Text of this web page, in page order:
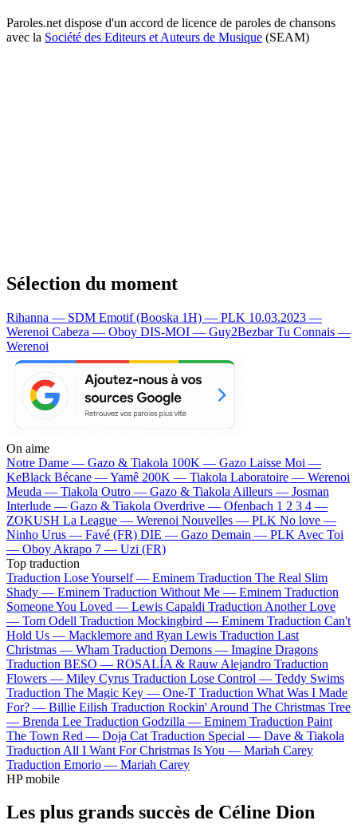
Paroles.net dispose d'un accord de licence de paroles de chansons
avec la Société des Editeurs et Auteurs de Musique (SEAM)
Sélection du moment
Rihanna — SDM Emotif (Booska 1H) — PLK 10.03.2023 —
Werenoi Cabeza — Oboy DIS-MOI — Guy2BezbarTu Connais —
Werenoi
On aime
Notre Dame — Gazo & Tiakola 100K — Gazo Laisse Moi —
KeBlack Bécane —Yamê 200K — Tiakola Laboratoire — Werenoi
Meuda — Tiakola Outro — Gazo & Tiakola Ailleurs — Josman
Interlude — Gazo & Tiakola Overdrive — Ofenbach 1 2 3 4 —
ZOKUSH La League — Werenoi Nouvelles — PLK No love —
Ninho Urus — Favé (FR) DIE — Gazo Demain — PLK Avec Toi
— Oboy Akrapo 7 — Uzi (FR)
Top traduction
Traduction Lose Yourself — Eminem Traduction The Real Slim
Shady — Eminem Traduction Without Me — Eminem Traduction
Someone You Loved — Lewis Capaldi Traduction Another Love
— Tom Odell Traduction Mockingbird — Eminem Traduction Can't
Hold Us — Macklemore and Ryan Lewis Traduction Last
Christmas — Wham Traduction Demons — Imagine Dragons
Traduction BESO — ROSALÍA & Rauw Alejandro Traduction
Flowers — Miley Cyrus Traduction Lose Control — Teddy Swims
Traduction The Magic Key — One-T Traduction What Was I Made
For? — Billie Eilish Traduction Rockin' Around The Christmas Tree
— Brenda Lee Traduction Godzilla — Eminem Traduction Paint
The Town Red — Doja Cat Traduction Special — Dave & Tiakola
Traduction All I Want For Christmas Is You — Mariah Carey
Traduction Emorio — Mariah Carey
HP mobile
Les plus grands succès de Céline Dion